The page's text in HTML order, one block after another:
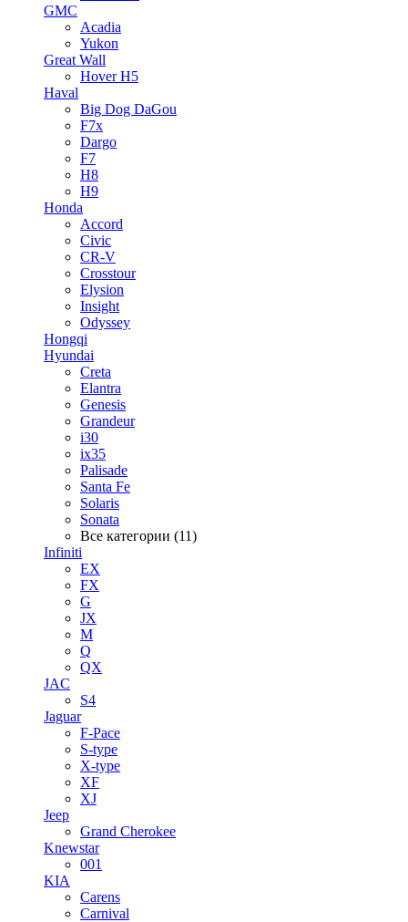
GMC
Acadia
Yukon
Great Wall
Hover H5
Haval
Big Dog DaGou
F7x
Dargo
F7
H8
H9
Honda
Accord
Civic
CR-V
Crosstour
Elysion
Insight
Odyssey
Hongqi
Hyundai
Creta
Elantra
Genesis
Grandeur
i30
ix35
Palisade
Santa Fe
Solaris
Sonata
Все категории (11)
Infiniti
EX
FX
G
JX
M
Q
QX
JAC
S4
Jaguar
F-Pace
S-type
X-type
XF
XJ
Jeep
Grand Cherokee
Knewstar
001
KIA
Carens
Carnival